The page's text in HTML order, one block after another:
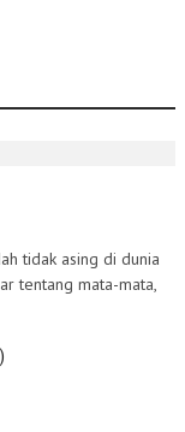
tidak asing di dunia
tentang mata-mata,